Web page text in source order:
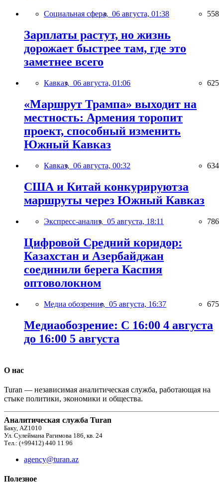
Социальная сфера, 06 августа, 01:38 558
Зарплаты растут, но жизнь
дорожает быстрее там, где это
заметнее всего
Кавказ, 06 августа, 01:06 625
«Маршрут Трампа» выходит на
местность: Армения торопит
проект, способный изменить
Южный Кавказ
Кавказ, 06 августа, 00:32 634
США и Китай конкурируютза
маршруты через Южный Кавказ
Экспресс-анализ, 05 августа, 18:11 786
Цифровой Средний коридор:
Казахстан и Азербайджан
соединили берега Каспия
оптоволокном
Медиа обозрение, 05 августа, 16:37 675
Медиаобозрение: С 16:00 4 августа
до 16:00 5 августа
О нас
Turan — независимая аналитическая служба, работающая на
стыке политики, экономики и общества.
Аналитическая служба Turan
Баку, AZ1010
Ул. Сулеймана Рагимова 186, кв. 24
Тел.: (+99412) 440 11 96
agency@turan.az
Полезное